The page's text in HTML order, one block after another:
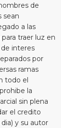
de
sean
a las
traer luz en
interes
por
ramas
todo el
la
sin plena
el credito
y su autor